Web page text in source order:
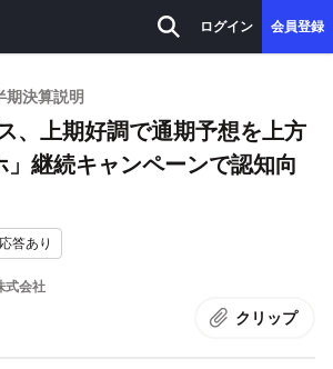
ログイン 会員登録
決算説明
、上期好調で通期予想を上方
継続キャンペーンで認知向
答あり
式会社
クリップ